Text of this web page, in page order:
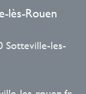
lès-Rouen
Sotteville-les-